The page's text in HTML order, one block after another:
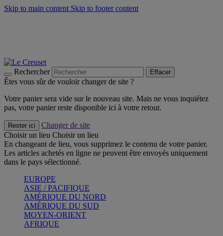
Skip to main content Skip to footer content
Rechercher Effacer
Êtes vous sûr de vouloir changer de site ?
Votre panier sera vide sur le nouveau site. Mais ne vous inquiétez
pas, votre panier reste disponible ici à votre retour.
Rester ici
Changer de site
Choisir un lieu Choisir un lieu
En changeant de lieu, vous supprimez le contenu de votre panier.
Les articles achetés en ligne ne peuvent être envoyés uniquement
dans le pays sélectionné.
EUROPE
ASIE / PACIFIQUE
AMÉRIQUE DU NORD
AMÉRIQUE DU SUD
MOYEN-ORIENT
AFRIQUE